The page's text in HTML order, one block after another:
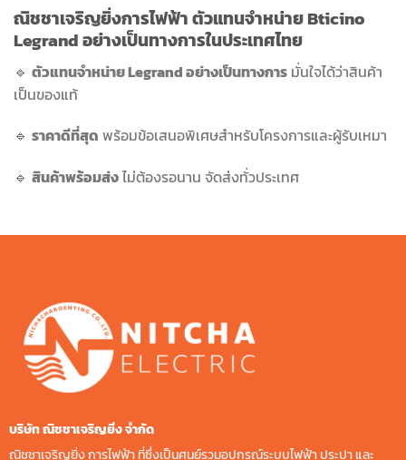
ณิชชาเจริญยิ่งการไฟฟ้า ตัวแทนจำหน่าย Bticino
Legrand อย่างเป็นทางการในประเทศไทย
🔹 ตัวแทนจำหน่าย Legrand อย่างเป็นทางการ มั่นใจได้ว่าสินค้า
เป็นของแท้
🔹 ราคาดีที่สุด พร้อมข้อเสนอพิเศษสำหรับโครงการและผู้รับเหมา
🔹 สินค้าพร้อมส่งไม่ต้องรอนาน จัดส่งทั่วประเทศ
บริษัท ณิชชาเจริญยิ่ง จํากัด
ณิชชาเจริญยิ่ง การไฟฟ้า ที่ซึ่งเป็นศูนย์รวมอุปกรณ์ระบบไฟฟ้า ประปา และ